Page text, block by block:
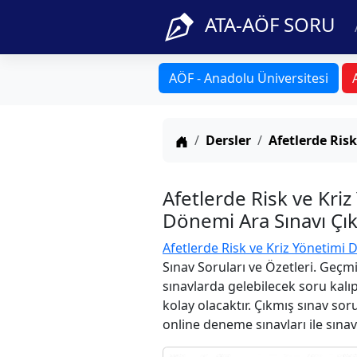
ATA-AÖF SORU
AÖF - Anadolu Üniversitesi
Anasayfa
Dersler Afetlerde
Afetlerde Risk ve
Dönemi Ara Sınavı
Afetlerde Risk ve Kriz Yönetimi
Sınav Soruları ve Özetleri.
sınavlarda gelebilecek soru
kolay olacaktır. Çıkmış sınav
online deneme sınavları ile